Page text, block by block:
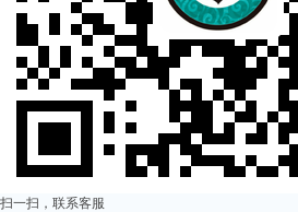
扫一扫，联系客服